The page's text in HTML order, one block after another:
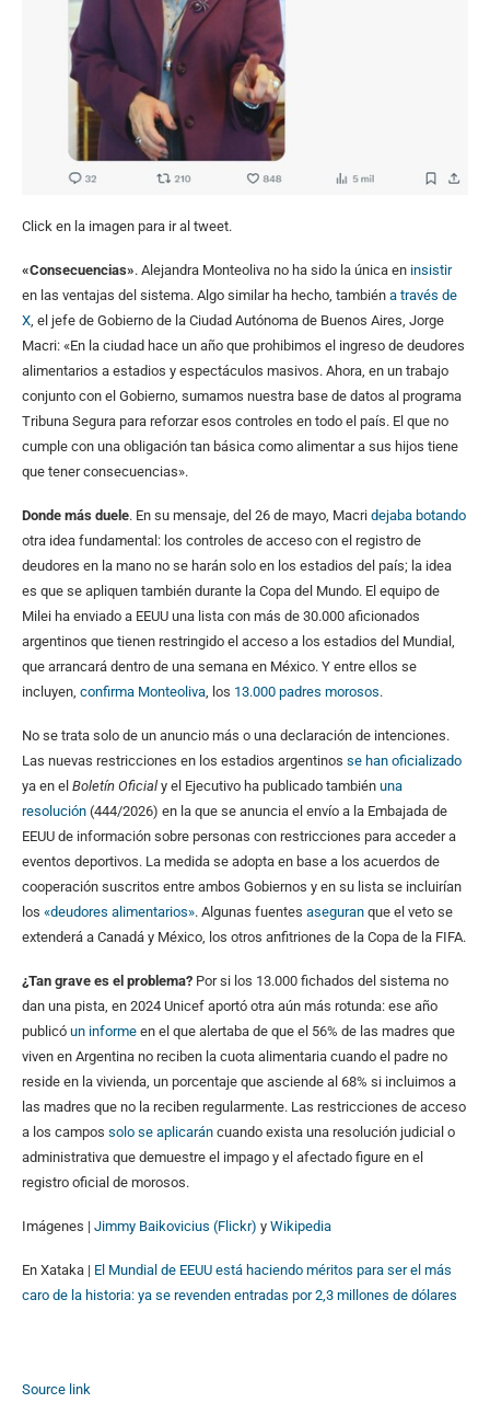
Click en la imagen para ir al tweet.
«Consecuencias». Alejandra Monteoliva no ha sido la única en insistir
en las ventajas del sistema. Algo similar ha hecho, también a través de
X , el jefe de Gobierno de la Ciudad Autónoma de Buenos Aires, Jorge
Macri: «En la ciudad hace un año que prohibimos el ingreso de deudores
alimentarios a estadios y espectáculos masivos. Ahora, en un trabajo
conjunto con el Gobierno, sumamos nuestra base de datos al programa
Tribuna Segura para reforzar esos controles en todo el país. El que no
cumple con una obligación tan básica como alimentar a sus hijos tiene
que tener consecuencias».
Donde más duele. En su mensaje, del 26 de mayo, Macri dejaba botando
otra idea fundamental: los controles de acceso con el registro de
deudores en la mano no se harán solo en los estadios del país; la idea
es que se apliquen también durante la Copa del Mundo. El equipo de
Milei ha enviado a EEUU una lista con más de 30.000 aficionados
argentinos que tienen restringido el acceso a los estadios del Mundial,
que arrancará dentro de una semana en México. Y entre ellos se
incluyen, confirma Monteoliva , los 13.000 padres morosos.
No se trata solo de un anuncio más o una declaración de intenciones.
Las nuevas restricciones en los estadios argentinos se han oficializado
ya en el Boletín Oficial y el Ejecutivo ha publicado también una
resolución (444/2026) en la que se anuncia el envío a la Embajada de
EEUU de información sobre personas con restricciones para acceder a
eventos deportivos. La medida se adopta en base a los acuerdos de
cooperación suscritos entre ambos Gobiernos y en su lista se incluirían
los «deudores alimentarios». Algunas fuentes aseguran que el veto se
extenderá a Canadá y México, los otros anfitriones de la Copa de la FIFA.
¿Tan grave es el problema? Por si los 13.000 fichados del sistema no
dan una pista, en 2024 Unicef aportó otra aún más rotunda: ese año
publicó un informe en el que alertaba de que el 56% de las madres que
viven en Argentina no reciben la cuota alimentaria cuando el padre no
reside en la vivienda, un porcentaje que asciende al 68% si incluimos a
las madres que no la reciben regularmente. Las restricciones de acceso
a los campos solo se aplicarán cuando exista una resolución judicial o
administrativa que demuestre el impago y el afectado figure en el
registro oficial de morosos.
Imágenes | Jimmy Baikovicius (Flickr) y Wikipedia
En Xataka | El Mundial de EEUU está haciendo méritos para ser el más
caro de la historia: ya se revenden entradas por 2,3 millones de dólares
Source link